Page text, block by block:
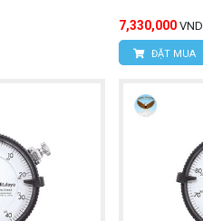
7,330,000 VND
ĐẶT MUA